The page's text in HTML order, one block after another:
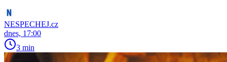
NESPECHEJ.cz
dnes, 17:00
3 min